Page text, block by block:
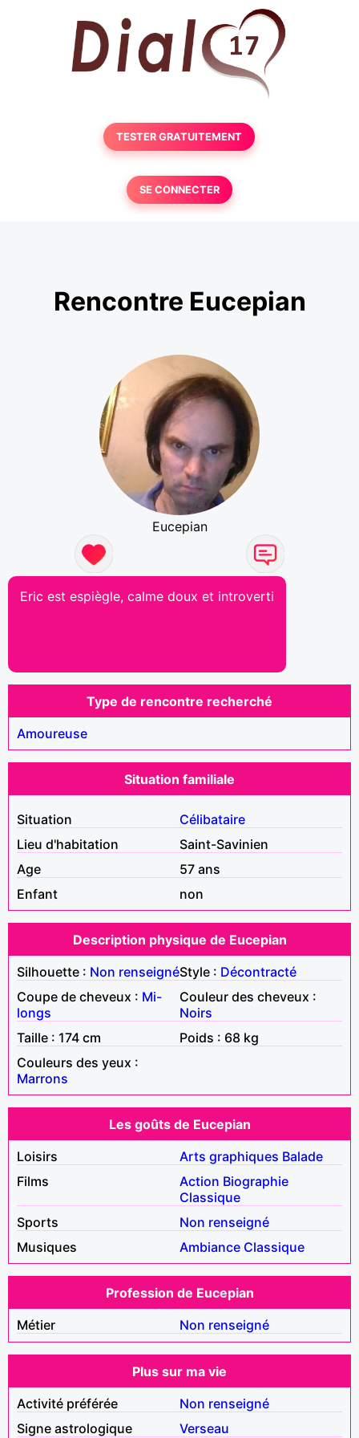
TESTER GRATUITEMENT
SE CONNECTER
Rencontre Eucepian
Eucepian
Eric est espiègle, calme doux et introverti
Type de rencontre recherché
Amoureuse
Situation familiale
Situation
Célibataire
Lieu d'habitation
Saint-Savinien
Age
57 ans
Enfant
non
Description physique de Eucepian
Silhouette : Non renseignéStyle : Décontracté
Coupe de cheveux : Mi-
longs
Couleur des cheveux :
Noirs
Taille : 174 cm
Poids : 68 kg
Couleurs des yeux :
Marrons
Les goûts de Eucepian
Loisirs
Arts graphiques Balade
Films
Action Biographie
Classique
Sports
Non renseigné
Musiques
Ambiance Classique
Profession de Eucepian
Métier
Non renseigné
Plus sur ma vie
Activité préférée
Non renseigné
Signe astrologique
Verseau